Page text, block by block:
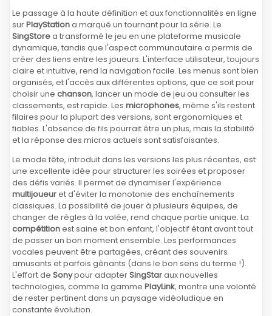
Le passage à la haute définition et aux fonctionnalités en ligne
surPlayStationa marqué un tournant pour la série. Le
SingStorea transformé le jeu en une plateforme musicale
dynamique, tandis que l'aspect communautaire a permis de
créer des liens entre les joueurs. L'interface utilisateur, toujours
claire et intuitive, rend la navigation facile. Les menus sont bien
organisés, et l'accès aux différentes options, que ce soit pour
choisir une chanson, lancer un mode de jeu ou consulter les
classements, est rapide. Les microphones, même s'ils restent
filaires pour la plupart des versions, sont ergonomiques et
fiables. L'absence de fils pourrait être un plus, mais la stabilité
et la réponse des micros actuels sont satisfaisantes.
Le mode fête, introduit dans les versions les plus récentes, est
une excellente idée pour structurer les soirées et proposer
des défis variés. Il permet de dynamiser l'expérience
multijoueuret d'éviter la monotonie des enchaînements
classiques. La possibilité de jouer à plusieurs équipes, de
changer de règles à la volée, rend chaque partie unique. La
compétitionest saine et bon enfant, l'objectif étant avant tout
de passer un bon moment ensemble. Les performances
vocales peuvent être partagées, créant des souvenirs
amusants et parfois gênants (dans le bon sens du terme !).
L'effort de Sonypour adapterSingStaraux nouvelles
technologies, comme la gamme PlayLink, montre une volonté
de rester pertinent dans un paysage vidéoludique en
constante évolution.